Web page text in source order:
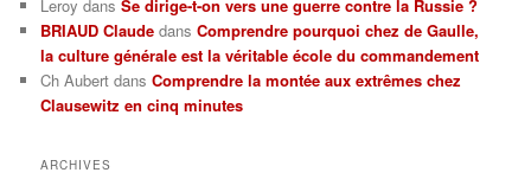
Leroy dansSe dirige-t-on vers une guerre contre la Russie ?
BRIAUD Claude dansComprendre pourquoi chez de Gaulle,
la culture générale est la véritable école du commandement
Ch Aubert dansComprendre la montée aux extrêmes chez
Clausewitz en cinq minutes
ARCHIVES